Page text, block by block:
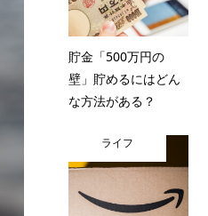
貯金「500万円の
壁」貯めるにはどん
な方法がある？
ライフ